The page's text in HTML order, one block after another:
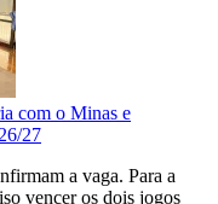
com o Minas e
27
a vaga. Para a
vencer os dois jogos